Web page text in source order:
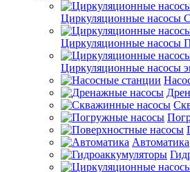
Циркуляционные насосы
Циркуляционные насосы
Циркуляционные насосы
Автоматика